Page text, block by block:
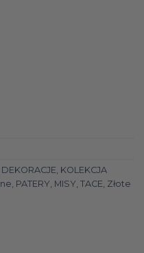
DEKORACJE KOLEKCJA
PATERY, MISY, TACE Złote